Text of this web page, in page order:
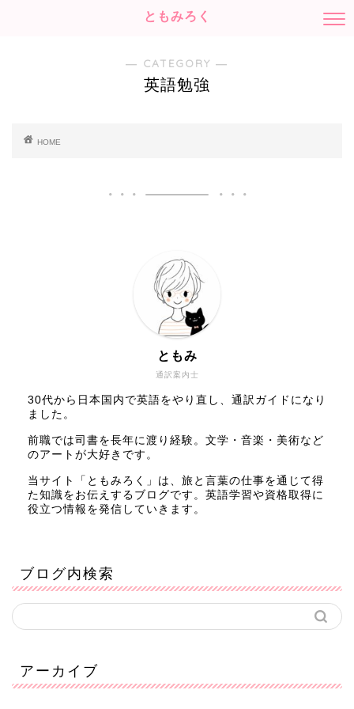
ともみろく
― CATEGORY ―
英語勉強
HOME
通訳案内士
ともみ
30代から日本国内で英語をやり直し、通訳ガイドになり
ました。
前職では司書を長年に渡り経験。文学・音楽・美術など
のアートが大好きです。
当サイト「ともみろく」は、旅と言葉の仕事を通じて得
た知識をお伝えするブログです。英語学習や資格取得に
役立つ情報を発信していきます。
ブログ内検索
アーカイブ